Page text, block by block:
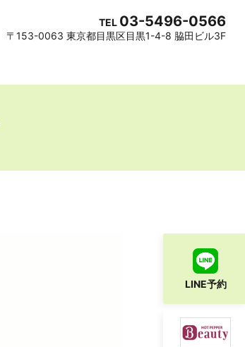
TEL 03-5496-0566
〒153-0063 東京都目黒区目黒1-4-8 脇田ビル3F
LINE予約